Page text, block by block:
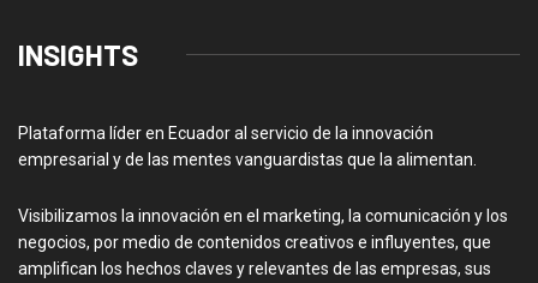
INSIGHTS
Plataforma líder en Ecuador al servicio de la innovación
empresarial y de las mentes vanguardistas que la alimentan.
Visibilizamos la innovación en el marketing, la comunicación y los
negocios, por medio de contenidos creativos e influyentes, que
amplifican los hechos claves y relevantes de las empresas, sus